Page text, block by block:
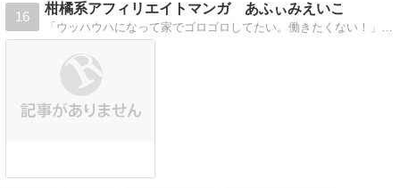
16
柑橘系アフィリエイトマンガ あふぃみえいこ
「ウッハウハになって家でゴロゴロしてたい。働きたくない！」 大いなる野望を叶えるため、アフィ美が挑戦したのは「アフィリエイト」。でも現実は甘くなくて…？